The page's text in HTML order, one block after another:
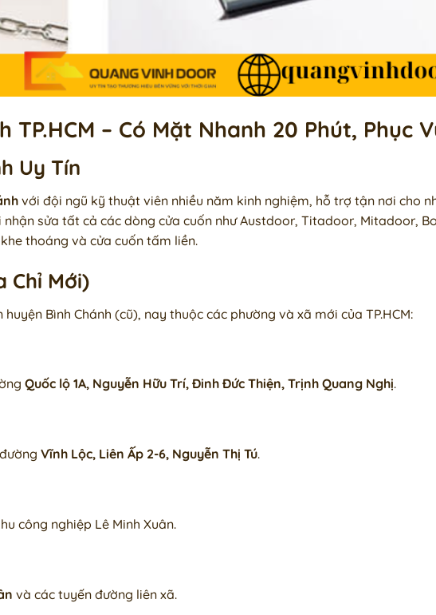
TP.HCM – Có Mặt Nhanh 20 Phút, Phục
Uy Tín
với đội ngũ kỹ thuật viên nhiều năm kinh nghiệm, hỗ trợ tận nơi cho
sửa tất cả các dòng cửa cuốn như Austdoor, Titadoor, Mitadoor,
thoáng và cửa cuốn tấm liền.
Chỉ Mới)
Bình Chánh (cũ), nay thuộc các phường và xã mới của TP.HCM:
Quốc lộ 1A, Nguyễn Hữu Trí, Đinh Đức Thiện, Trịnh Quang Nghị.
Vĩnh Lộc, Liên Ấp 2-6, Nguyễn Thị Tú.
công nghiệp Lê Minh Xuân.
và các tuyến đường liên xã.